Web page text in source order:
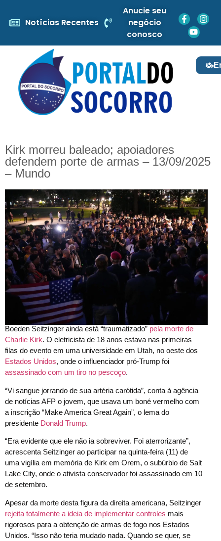
Notícias Recentes
Anucie seu
negócio
conosco
Kirk morreu baleado; apoiadores
defendem porte de armas – 13/09/2025
– Mundo
Boeden Seitzinger ainda está “traumatizado” pela morte de
Charlie Kirk. O eletricista de 18 anos estava nas primeiras
filas do evento em uma universidade em Utah, no oeste dos
Estados Unidos, onde o influenciador pró-Trump foi
assassinado com um tiro no pescoço.
“Vi sangue jorrando de sua artéria carótida”, conta à agência
de notícias AFP o jovem, que usava um boné vermelho com
a inscrição “Make America Great Again”, o lema do
presidente Donald Trump.
“Era evidente que ele não ia sobreviver. Foi aterrorizante”,
acrescenta Seitzinger ao participar na quinta-feira (11) de
uma vigília em memória de Kirk em Orem, o subúrbio de Salt
Lake City, onde o ativista conservador foi assassinado em 10
de setembro.
Apesar da morte desta figura da direita americana, Seitzinger
rejeita totalmente a ideia de implementar controles mais
rigorosos para a obtenção de armas de fogo nos Estados
Unidos. “Isso não teria mudado nada. Quando se quer, se